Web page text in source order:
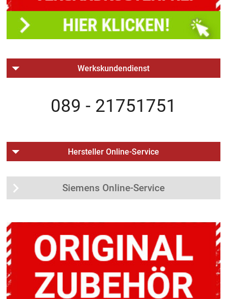
Werkskundendienst
089 - 21751751
Hersteller Online-Service
Siemens Online-Service